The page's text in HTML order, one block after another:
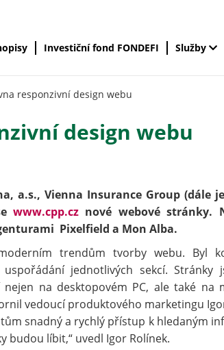
Investiční fond FONDEFI Služby
responzivní design webu
design webu
a.s., Vienna Insurance Group (dále
www.cpp.cz nové webové stránky.
Pixelfield a Mon Alba.
trendům tvorby webu. Byl
jednotlivých sekcí. Stránky
na desktopovém PC, ale také na
vedoucí produktového marketingu
snadný a rychlý přístup k hledaným
budou líbit,“ uvedl Igor Rolínek.